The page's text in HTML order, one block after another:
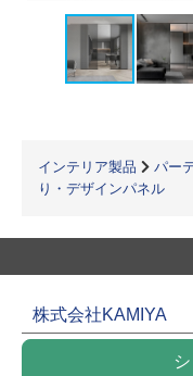
インテリア製品 パー
り・デザインパネル
株式会社KAMIYA